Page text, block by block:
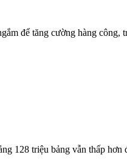
để tăng cường hàng
128 triệu bảng vẫn thấp